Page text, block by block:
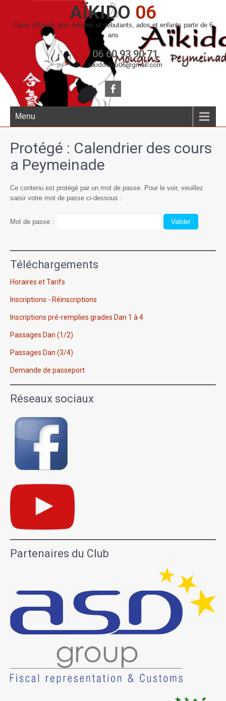
AÏKIDO 06
Cours d'Aïkido pour Adultes et débutants, ados et enfants partir de 6
ans
06 60 93 90 71
aikidoclub06@gmail.com
Menu
Protégé : Calendrier des cours
a Peymeinade
Ce contenu est protégé par un mot de passe. Pour le voir, veuillez
saisir votre mot de passe ci-dessous :
Mot de passe :
Téléchargements
Horaires et Tarifs
Inscriptions - Réinscriptions
Inscriptions pré-remplies grades Dan 1 à 4
Passages Dan (1/2)
Passages Dan (3/4)
Demande de passeport
Réseaux sociaux
Partenaires du Club